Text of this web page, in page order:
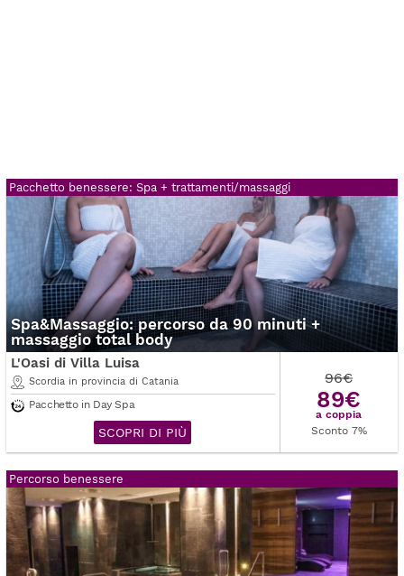
Pacchetto benessere: Spa + trattamenti/massaggi
Spa&Massaggio: percorso da 90 minuti +
massaggio total body
L'Oasi di Villa Luisa
Scordia in provincia di Catania
Pacchetto in Day Spa
SCOPRI DI PIÙ
96€
89€
a coppia
Sconto 7%
Percorso benessere